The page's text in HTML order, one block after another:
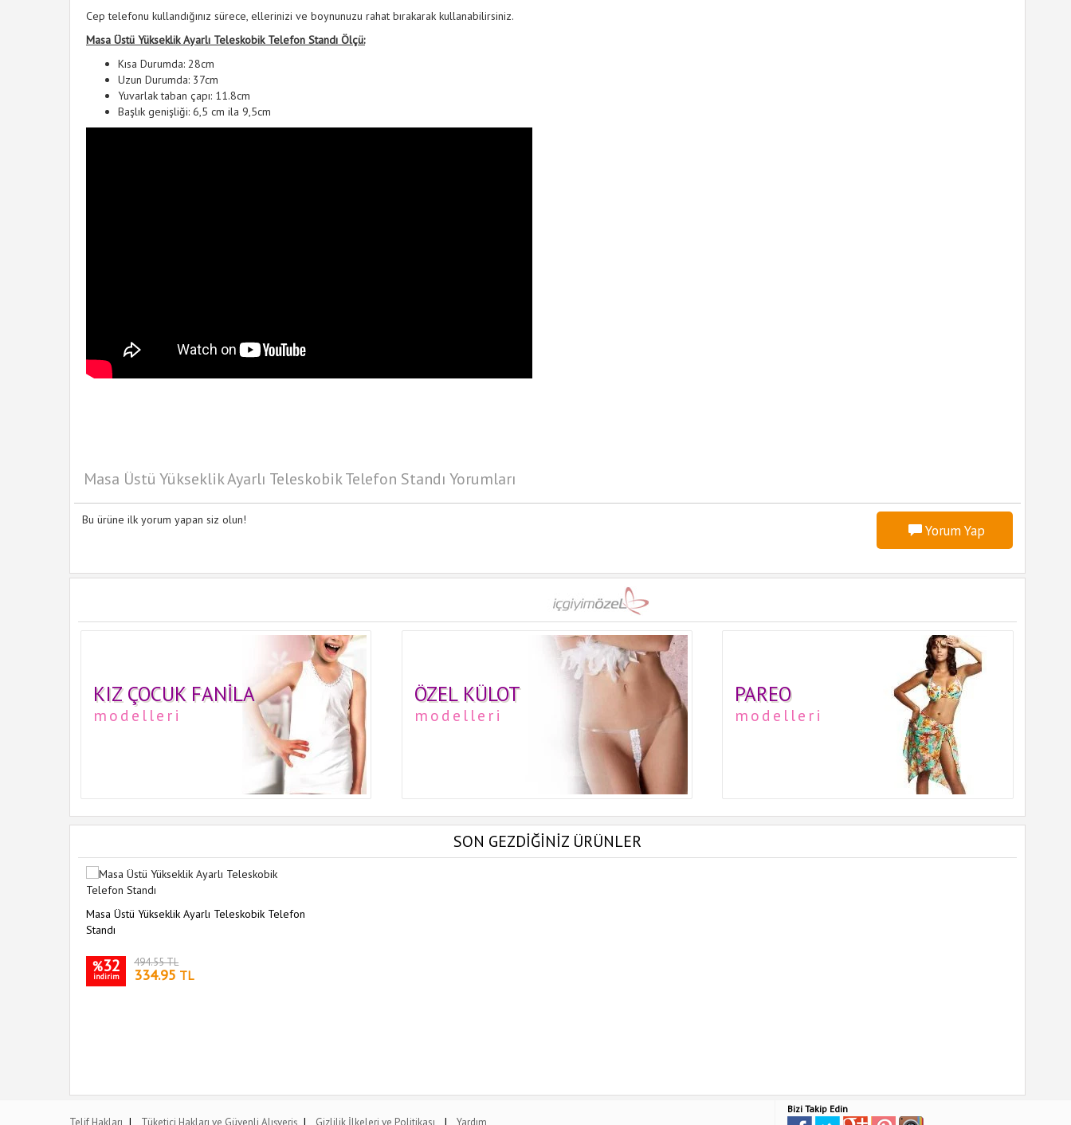
Cep telefonu kullandığınız sürece, ellerinizi ve boynunuzu rahat bırakarak kullanabilirsiniz.
Masa Üstü Yükseklik Ayarlı Teleskobik Telefon Standı Ölçü:
Kısa Durumda: 28cm
Uzun Durumda: 37cm
Yuvarlak taban çapı: 11.8cm
Başlık genişliği: 6,5 cm ila 9,5cm
Masa Üstü Yükseklik Ayarlı Teleskobik Telefon Standı Yorumları
Bu ürüne ilk yorum yapan siz olun!
Yorum Yap
KIZ ÇOCUK FANILA
modelleri
ÖZEL KÜLOT
modelleri
PAREO
modelleri
SON GEZDİĞİNİZ ÜRÜNLER
Masa Üstü Yükseklik Ayarlı Teleskobik Telefon
Standı
%32
indirim
494.55 TL
334.95 TL
Telif Hakları | Tüketici Hakları ve Güvenli Alışveriş | Gizlilik İlkeleri ve Politikası | Yardım
Bizi Takip Edin